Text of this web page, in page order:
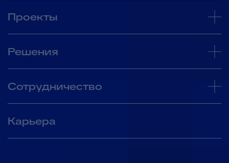
Проекты
Решения
Сотрудничество
Карьера